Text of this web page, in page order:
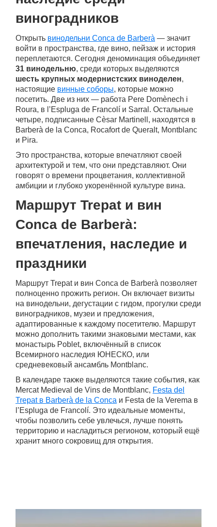
виноградников
Открыть винодельни Conca de Barberà — значит
войти в пространства, где вино, пейзаж и история
переплетаются. Сегодня деноминация объединяет
31 винодельню, среди которых выделяются
шесть крупных модернистских виноделен,
настоящие винные соборы, которые можно
посетить. Две из них — работа Pere Domènech i
Roura, в l’Espluga de Francolí и Sarral. Остальные
четыре, подписанные Cèsar Martinell, находятся в
Barberà de la Conca, Rocafort de Queralt, Montblanc
и Pira.
Это пространства, которые впечатляют своей
архитектурой и тем, что они представляют. Они
говорят о времени процветания, коллективной
амбиции и глубоко укоренённой культуре вина.
Маршрут Trepat и вин
Conca de Barberà:
впечатления, наследие и
праздники
Маршрут Trepat и вин Conca de Barberà позволяет
полноценно прожить регион. Он включает визиты
на винодельни, дегустации с гидом, прогулки среди
виноградников, музеи и предложения,
адаптированные к каждому посетителю. Маршрут
можно дополнить такими знаковыми местами, как
монастырь Poblet, включённый в список
Всемирного наследия ЮНЕСКО, или
средневековый ансамбль Montblanc.
В календаре также выделяются такие события, как
Mercat Medieval de Vins de Montblanc, Festa del
Trepat в Barberà de la Conca и Festa de la Verema в
l’Espluga de Francolí. Это идеальные моменты,
чтобы позволить себе увлечься, лучше понять
территорию и насладиться регионом, который ещё
хранит много сокровищ для открытия.